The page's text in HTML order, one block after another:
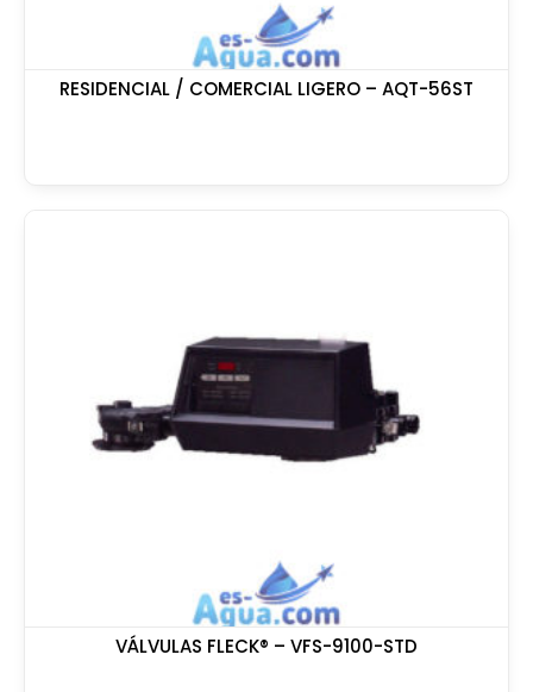
RESIDENCIAL / COMERCIAL LIGERO – AQT-56ST
VÁLVULAS FLECK® – VFS-9100-STD